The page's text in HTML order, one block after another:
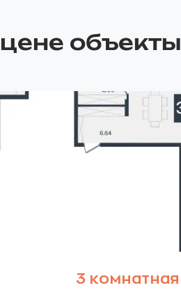
объекты
3 комнатная